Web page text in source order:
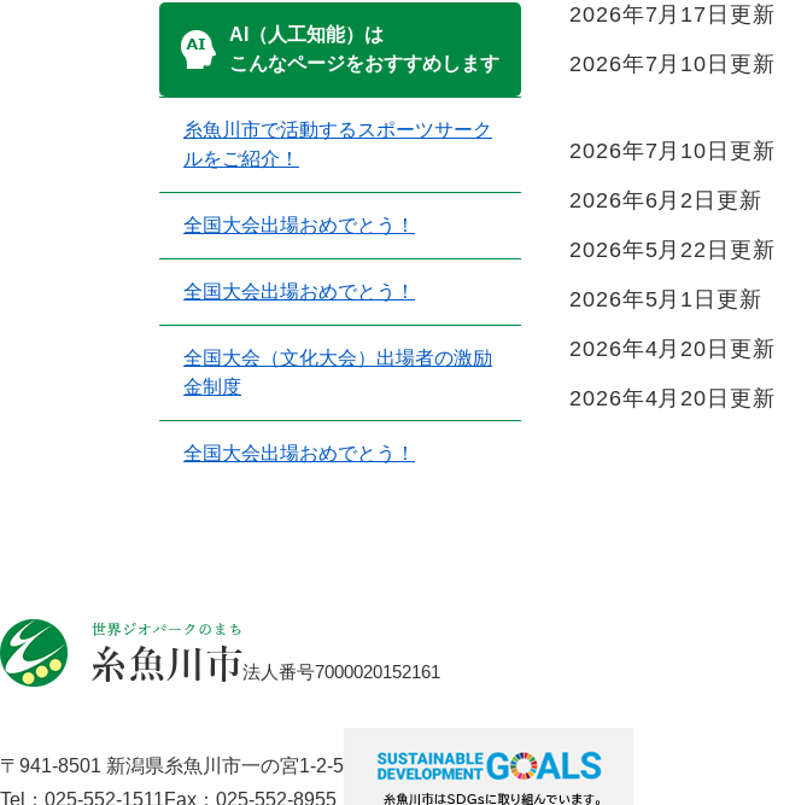
2026年7月17日更新
2026年7月10日更新
2026年7月10日更新
2026年6月2日更新
2026年5月22日更新
2026年5月1日更新
2026年4月20日更新
2026年4月20日更新
AI（人工知能）は
こんなページをおすすめします
糸魚川市で活動するスポーツサーク
ルをご紹介！
全国大会出場おめでとう！
全国大会出場おめでとう！
全国大会（文化大会）出場者の激励
金制度
全国大会出場おめでとう！
法人番号7000020152161
〒941-8501 新潟県糸魚川市一の宮1-2-5
Tel：025-552-1511Fax：025-552-8955